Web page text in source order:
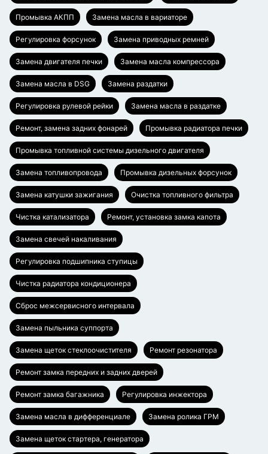
Промывка АКПП Замена масла в вариаторе
Регулировка форсунок Замена приводных ремней
Замена двигателя печки Замена масла компрессора
Замена масла в DSG Замена раздатки
Регулировка рулевой рейки Замена масла в раздатке
Ремонт, замена задних фонарей Промывка радиатора печки
Промывка топливной системы дизельного двигателя
Замена топливопровода Промывка дизельных форсунок
Замена катушки зажигания Очистка топливного фильтра
Чистка катализатора Ремонт, установка замка капота
Замена свечей накаливания
Регулировка подшипника ступицы
Чистка радиатора кондиционера
Сброс межсервисного интервала
Замена пыльника суппорта
Замена щеток стеклоочистителя Ремонт резонатора
Ремонт замка передних и задних дверей
Ремонт замка багажника Регулировка инжектора
Замена масла в дифференциале Замена ролика ГРМ
Замена щеток стартера, генератора